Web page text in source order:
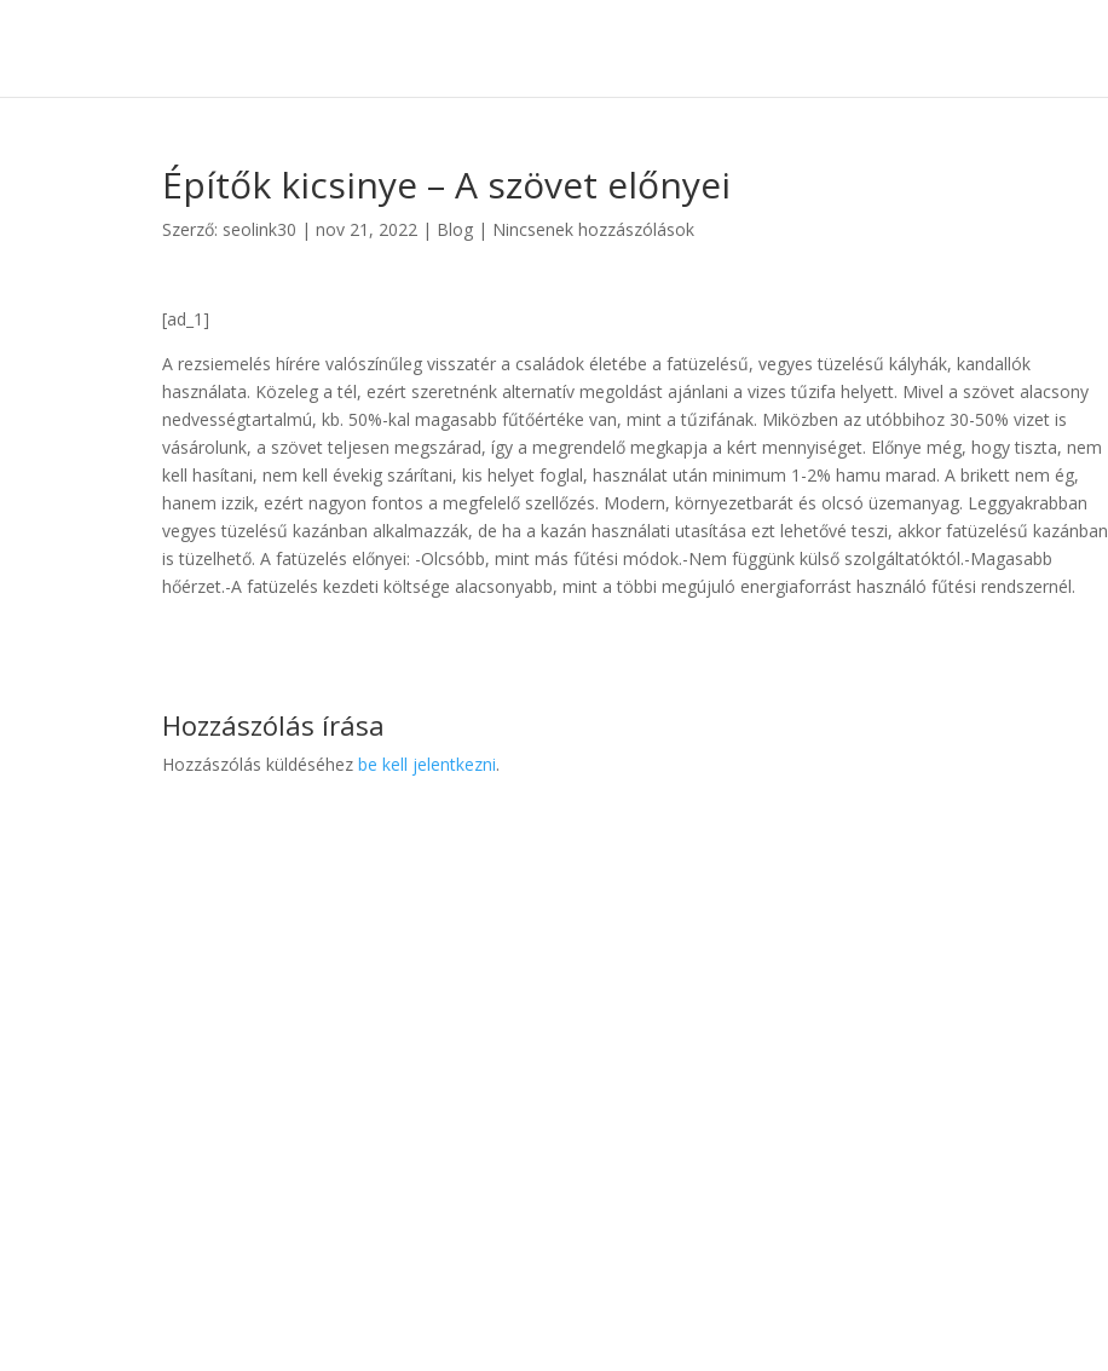
Építők kicsinye – A szövet előnyei
Szerző: seolink30 |nov 21, 2022 | Blog | Nincsenek hozzászólások
[ad_1]
A rezsiemelés hírére valószínűleg visszatér a családok életébe a fatüzelésű, vegyes tüzelésű kályhák, kandallók
használata. Közeleg a tél, ezért szeretnénk alternatív megoldást ajánlani a vizes tűzifa helyett. Mivel a szövet alacsony
nedvességtartalmú, kb. 50%-kal magasabb fűtőértéke van, mint a tűzifának. Miközben az utóbbihoz 30-50% vizet is
vásárolunk, a szövet teljesen megszárad, így a megrendelő megkapja a kért mennyiséget. Előnye még, hogy tiszta, nem
kell hasítani, nem kell évekig szárítani, kis helyet foglal, használat után minimum 1-2% hamu marad. A brikett nem ég,
hanem izzik, ezért nagyon fontos a megfelelő szellőzés. Modern, környezetbarát és olcsó üzemanyag. Leggyakrabban
vegyes tüzelésű kazánban alkalmazzák, de ha a kazán használati utasítása ezt lehetővé teszi, akkor fatüzelésű kazánban
is tüzelhető. A fatüzelés előnyei: -Olcsóbb, mint más fűtési módok.-Nem függünk külső szolgáltatóktól.-Magasabb
hőérzet.-A fatüzelés kezdeti költsége alacsonyabb, mint a többi megújuló energiaforrást használó fűtési rendszernél.
Hozzászólás írása
Hozzászólás küldéséhezbe kell jelentkezni.